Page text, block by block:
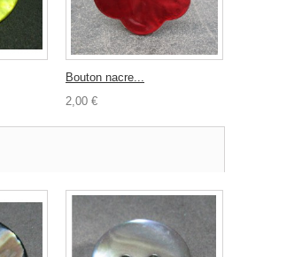
Bouton nacre...
2,00 €